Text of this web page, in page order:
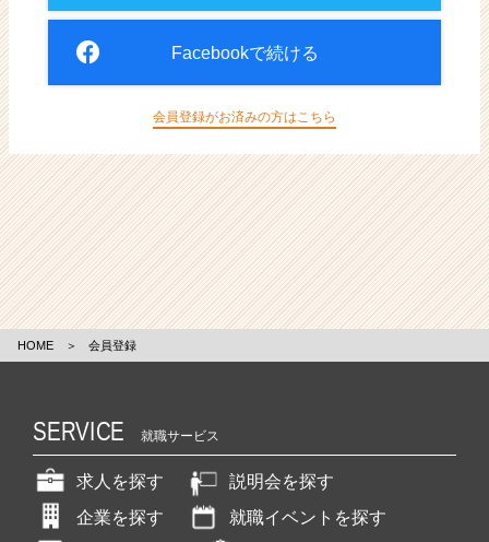
キ
リ
ア
Facebookで続ける
会員登録がお済みの方はこちら
HOME ＞ 会員登録
SERVICE 就職サービス
求人を探す
説明会を探す
企業を探す
就職イベントを探す